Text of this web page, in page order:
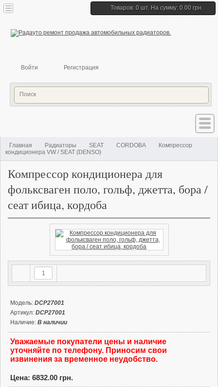
Товаров: 0 шт. На сумму: 0.00 грн.
Войти Регистрация
Главная Радиаторы SEAT CORDOBA
Компрессор
кондиционера VW / SEAT (DENSO)
Компрессор кондиционера для
фольксваген поло, гольф, джетта, бора /
сеат ибица, кордоба
Модель: DCP27001
Артикул: DCP27001
Наличие: В наличии
Уважаемые покупатели цены и наличие
уточняйте по телефону. Приносим свои
извинения за временное неудобство.
Цена: 6832.00 грн.